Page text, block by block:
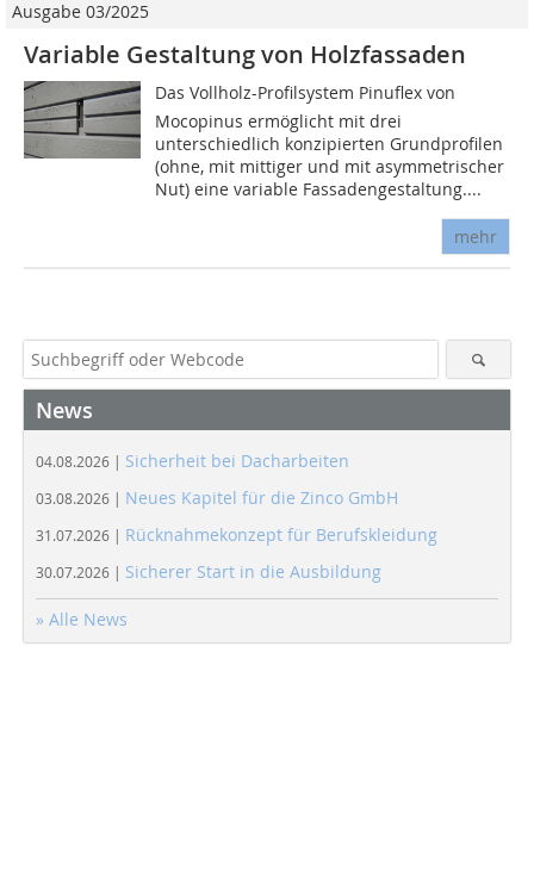
Ausgabe 03/2025
Variable Gestaltung von Holzfassaden
Das Vollholz-Profilsystem Pinuflex von
Mocopinus ermöglicht mit drei
unterschiedlich konzipierten Grundprofilen
(ohne, mit mittiger und mit asymmetrischer
Nut) eine variable Fassadengestaltung....
mehr
News
04.08.2026 | Sicherheit bei Dacharbeiten
03.08.2026 | Neues Kapitel für die Zinco GmbH
31.07.2026 | Rücknahmekonzept für Berufskleidung
30.07.2026 | Sicherer Start in die Ausbildung
» Alle News